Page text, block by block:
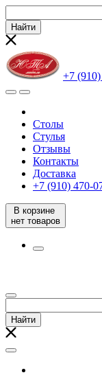
Найти
+7
Столы
Стулья
Отзывы
Контакты
Доставка
+7 (910) 470-
В корзине
нет товаров
Найти